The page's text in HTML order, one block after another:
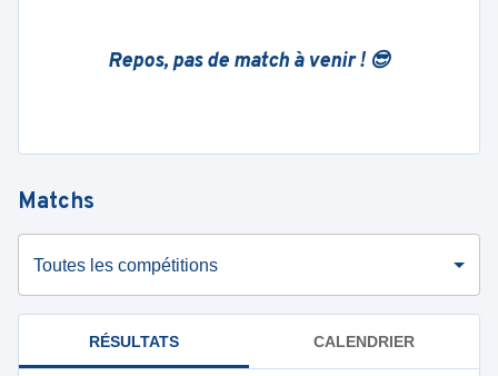
Repos, pas de match à venir ! 😎
Matchs
Toutes les compétitions
RÉSULTATS CALENDRIER